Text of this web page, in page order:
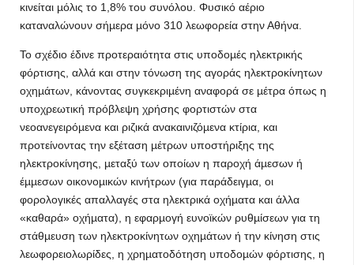
κινείται µόλις το 1,8% του συνόλου. Φυσικό αέριο
καταναλώνουν σήµερα µόνο 310 λεωφορεία στην Αθήνα.
Το σχέδιο έδινε προτεραιότητα στις υποδοµές ηλεκτρικής
φόρτισης, αλλά και στην τόνωση της αγοράς ηλεκτροκίνητων
οχηµάτων, κάνοντας συγκεκριµένη αναφορά σε µέτρα όπως η
υποχρεωτική πρόβλεψη χρήσης φορτιστών στα
νεοανεγειρόµενα και ριζικά ανακαινιζόµενα κτίρια, και
προτείνοντας την εξέταση µέτρων υποστήριξης της
ηλεκτροκίνησης, µεταξύ των οποίων η παροχή άµεσων ή
έµµεσων οικονοµικών κινήτρων (για παράδειγµα, οι
φορολογικές απαλλαγές στα ηλεκτρικά οχήµατα και άλλα
«καθαρά» οχήµατα), η εφαρµογή ευνοϊκών ρυθµίσεων για τη
στάθµευση των ηλεκτροκίνητων οχηµάτων ή την κίνηση στις
λεωφορειολωρίδες, η χρηµατοδότηση υποδοµών φόρτισης, η